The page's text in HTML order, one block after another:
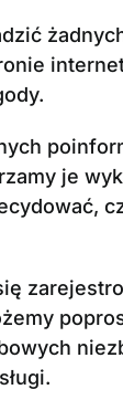
je